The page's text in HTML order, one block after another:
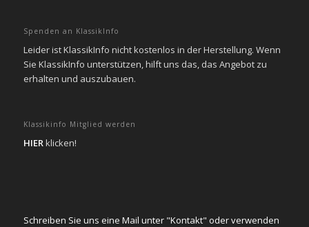
Spenden an KlassikInfo
Leider ist KlassikInfo nicht kostenlos in der Herstellung. Wenn
Sie KlassikInfo unterstützen, hilft uns das, das Angebot zu
erhalten und auszubauen.
Klassikinfo Mitglied werden
HIERklicken!
Schreiben Sie uns eine Mail unter "Kontakt" oder verwenden